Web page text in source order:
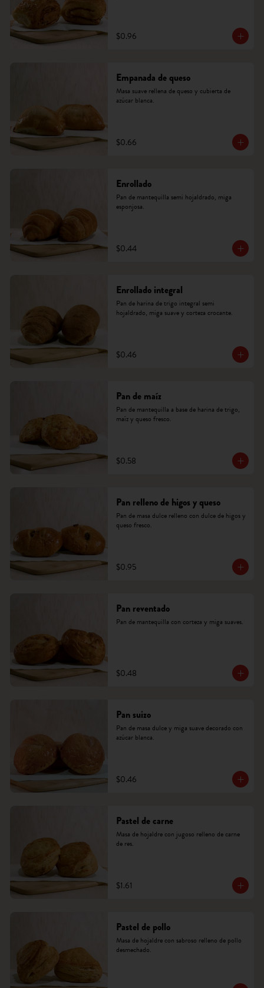
$0.96
Empanada de queso
Masa suave rellena de queso y cubierta de
azúcar blanca.
$0.66
Enrollado
Pan de mantequilla semi hojaldrado, miga
esponjosa.
$0.44
Enrollado integral
Pan de harina de trigo integral semi
hojaldrado, miga suave y corteza crocante.
$0.46
Pan de maíz
Pan de mantequilla a base de harina de trigo,
maíz y queso fresco.
$0.58
Pan relleno de higos y queso
Pan de masa dulce relleno con dulce de higos y
queso fresco.
$0.95
Pan reventado
Pan de mantequilla con corteza y miga suaves.
$0.48
Pan suizo
Pan de masa dulce y miga suave decorado con
azúcar blanca.
$0.46
Pastel de carne
Masa de hojaldre con jugoso relleno de carne
de res.
$1.61
Pastel de pollo
Masa de hojaldre con sabroso relleno de pollo
desmechado.